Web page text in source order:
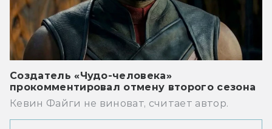
Создатель «Чудо-человека»
прокомментировал отмену второго сезона
Кевин Файги не виноват, считает автор.